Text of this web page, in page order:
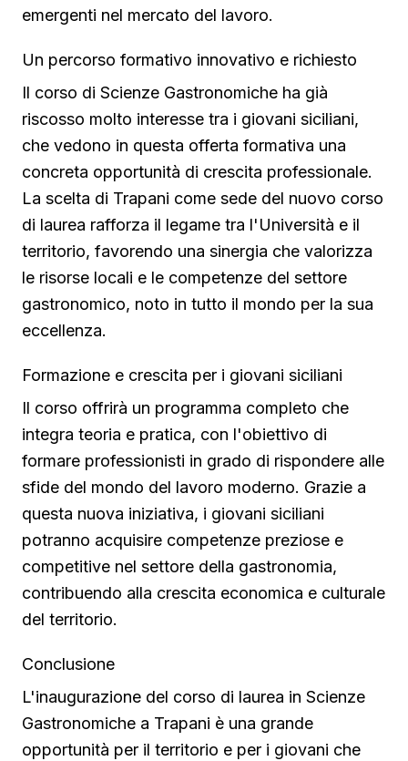
emergenti nel mercato del lavoro.
Un percorso formativo innovativo e richiesto
Il corso di Scienze Gastronomiche ha già
riscosso molto interesse tra i giovani siciliani,
che vedono in questa offerta formativa una
concreta opportunità di crescita professionale.
La scelta di Trapani come sede del nuovo corso
di laurea rafforza il legame tra l'Università e il
territorio, favorendo una sinergia che valorizza
le risorse locali e le competenze del settore
gastronomico, noto in tutto il mondo per la sua
eccellenza.
Formazione e crescita per i giovani siciliani
Il corso offrirà un programma completo che
integra teoria e pratica, con l'obiettivo di
formare professionisti in grado di rispondere alle
sfide del mondo del lavoro moderno. Grazie a
questa nuova iniziativa, i giovani siciliani
potranno acquisire competenze preziose e
competitive nel settore della gastronomia,
contribuendo alla crescita economica e culturale
del territorio.
Conclusione
L'inaugurazione del corso di laurea in Scienze
Gastronomiche a Trapani è una grande
opportunità per il territorio e per i giovani che